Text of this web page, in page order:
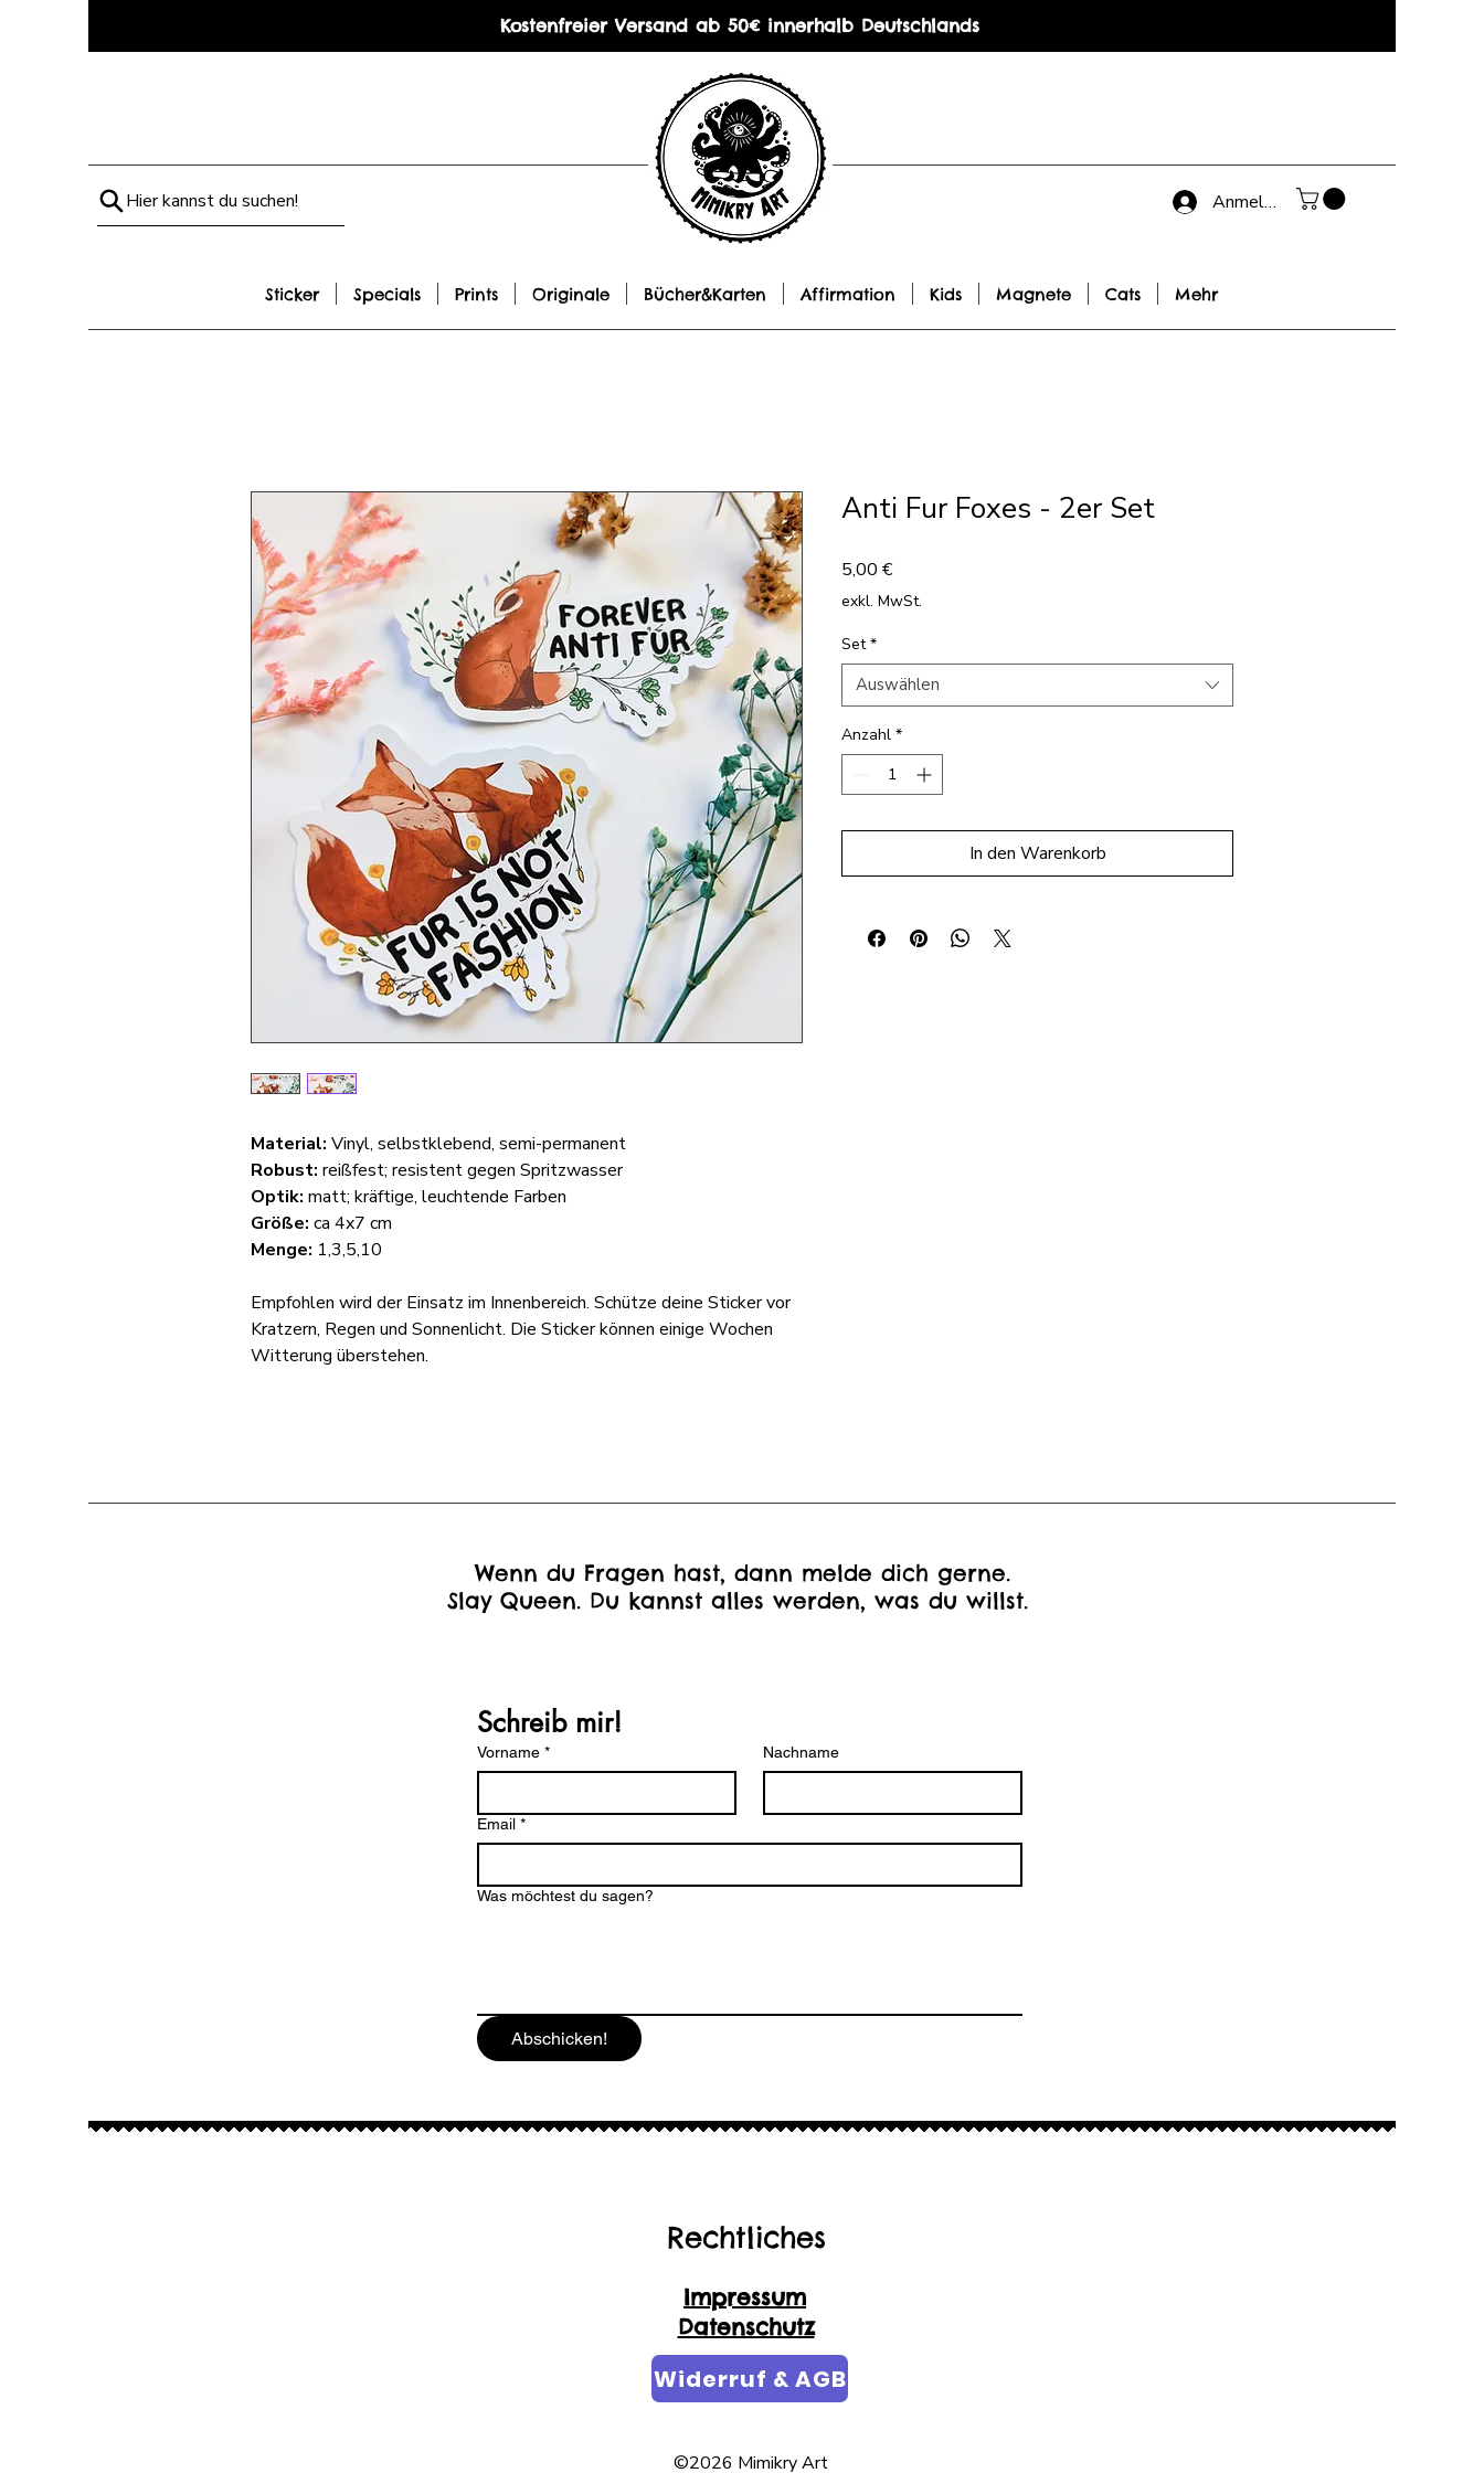
Kostenfreier Versand ab 50€ innerhalb Deutschlands
Hier kannst du suchen!
Sticker Specials Prints Originale Bücher&Karten Affirmation Kids Magnete Cats Mehr
Anmelden
Material: Vinyl, selbstklebend, semi-permanent
Robust: reißfest; resistent gegen Spritzwasser
Optik: matt; kräftige, leuchtende Farben
Größe: ca 4x7 cm
Menge: 1,3,5,10
Empfohlen wird der Einsatz im Innenbereich. Schütze deine Sticker vor
Kratzern, Regen und Sonnenlicht. Die Sticker können einige Wochen
Witterung überstehen.
Anti Fur Foxes - 2er Set
5,00 €Preis
exkl. MwSt.
Set *
Auswählen
Anzahl *
In den Warenkorb
Wenn du Fragen hast, dann melde dich gerne.
Slay Queen. Du kannst alles werden, was du willst.
Schreib mir!
Vorname * Nachname
Email *
Was möchtest du sagen?
Abschicken!
Rechtliches
Impressum
Datenschutz
Widerruf & AGB
©2026 Mimikry Art